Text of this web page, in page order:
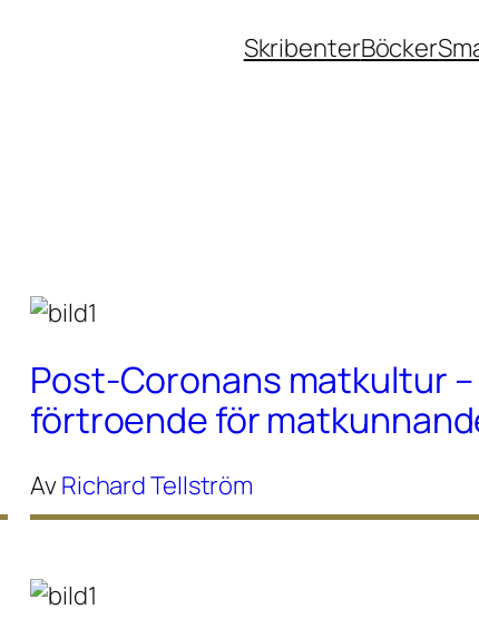
SkribenterBöcker
Post-Coronans matkultur
förtroende för
AvRichard Tellström